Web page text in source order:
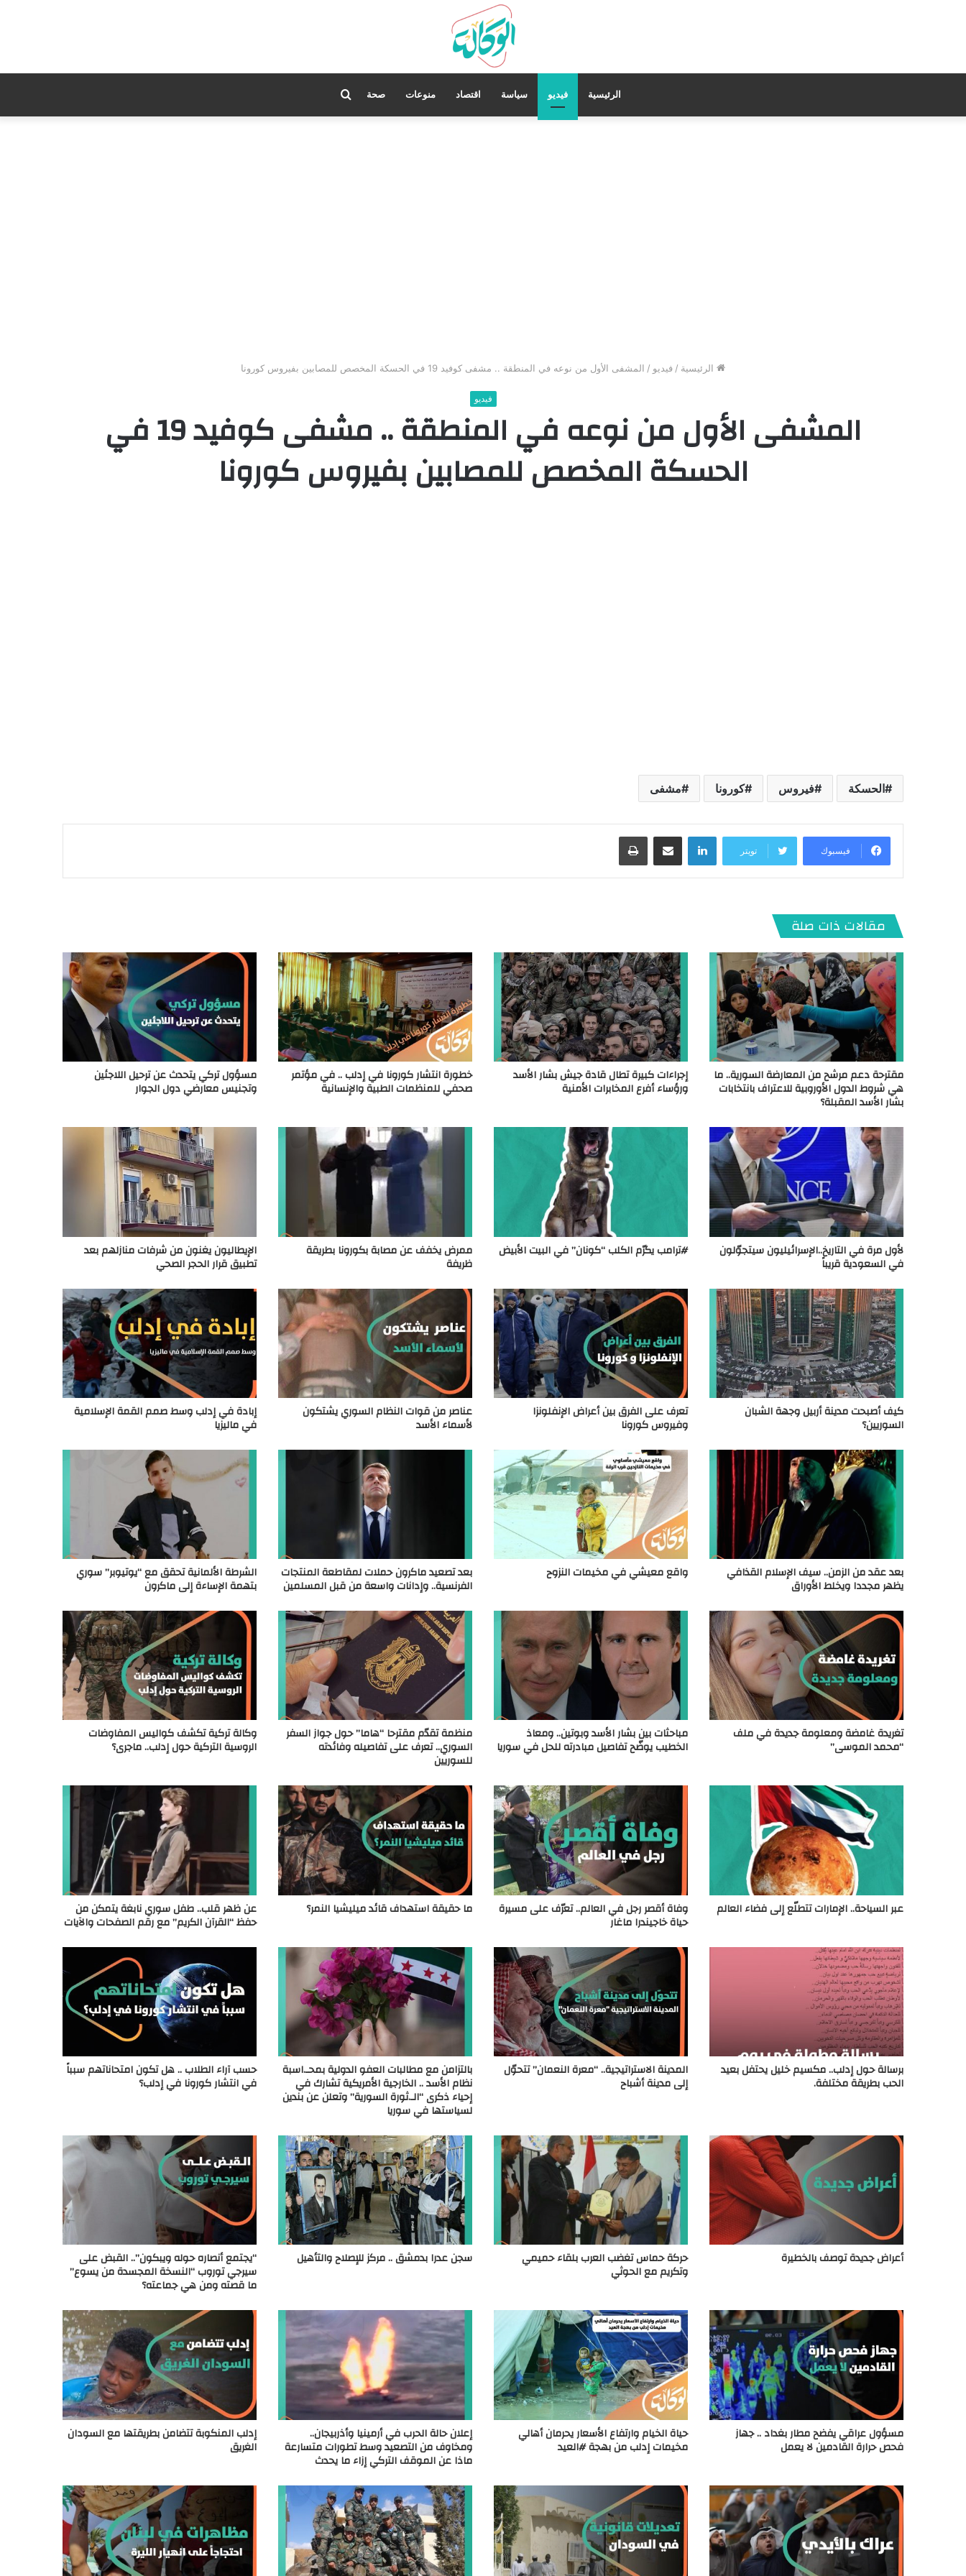
الرئيسية فيديو سياسة اقتصاد منوعات صحة
الرئيسية / فيديو / المشفى الأول من نوعه في المنطقة .. مشفى كوفيد 19 في الحسكة المخصص للمصابين بفيروس كورونا
فيديو
المشفى الأول من نوعه في المنطقة .. مشفى كوفيد 19 في
الحسكة المخصص للمصابين بفيروس كورونا
الحسكة فيروس كورونا مشفى
فيسبوك تويتر
لينكدإن
مقالات ذات صلة
مقترحة دعم مرشح من المعارضة السورية.. ما
هي شروط الدول الأوروبية للاعتراف بانتخابات
بشار الأسد المقبلة؟
إجراءات كبيرة تطال قادة جيش بشار الأسد
ورؤساء أفرع المخابرات الأمنية
خطورة انتشار كورونا في إدلب .. في مؤتمر
صحفي للمنظمات الطبية والإنسانية
مسؤول تركي يتحدث عن ترحيل اللاجئين
وتجنيس معارضي دول الجوار
لأول مرة في التاريخ..الإسرائيليون سيتجوّلون
في السعودية قريباً
#ترامب يكرّم الكلب “كونان” في البيت الأبيض ممرض يخفف عن مصابة بكورونا بطريقة
ظريفة
الإيطاليون يغنون من شرفات منازلهم بعد
تطبيق قرار الحجر الصحي
كيف أصبحت مدينة أربيل وجهة الشبان
السوريين؟
تعرف على الفرق بين أعراض الإنفلونزا
وفيروس كورونا
عناصر من قوات النظام السوري يشتكون
لأسماء الأسد
إبادة في إدلب وسط صمم القمة الإسلامية
في ماليزيا
بعد عقد من الزمن.. سيف الإسلام القذافي
يظهر مجددا ويخلط الأوراق
واقع معيشي في مخيمات النزوح بعد تصعيد ماكرون حملات لمقاطعة المنتجات
الفرنسية.. وإدانات واسعة من قبل المسلمين
الشرطة الألمانية تحقق مع “يوتيوبر” سوري
بتهمة الإساءة إلى ماكرون
تغريدة غامضة ومعلومة جديدة في ملف
“محمد الموسى”
مباحثات بين بشار الأسد وبوتين.. ومعاذ
الخطيب يوضّح تفاصيل مبادرته للحل في سوريا
منظمة تقدّم مقترحا “هاما” حول جواز السفر
السوري.. تعرف على تفاصيله وفائدته
للسوريين
وكالة تركية تكشف كواليس المفاوضات
الروسية التركية حول إدلب.. ماجرى؟
عبر السياحة.. الإمارات تتطلّع إلى فضاء العالم وفاة أقصر رجل في العالم.. تعرّف على مسيرة
حياة خاجيندرا ماغار
ما حقيقة استهداف قائد ميليشيا النمر؟ عن ظهر قلب.. طفل سوري نابغة يتمكن من
حفظ “القرآن الكريم” مع رقم الصفحات والآيات
برسالة حول إدلب.. مكسيم خليل يحتفل بعيد
الحب بطريقة مختلفة.
المدينة الاستراتيجية.. “معرة النعمان” تتحوّل
إلى مدينة أشباح
بالتزامن مع مطالبات العفو الدولية بمحـ.اسبة
نظام الأسد .. الخارجية الأمريكية تشارك في
إحياء ذكرى “الـ.ثورة السورية” وتعلن عن بندين
لسياستها في سوريا
حسب آراء الطلاب .. هل تكون امتحاناتهم سبباً
في انتشار كورونا في إدلب؟
أعراض جديدة توصف بالخطيرة حركة حماس تغضب العرب بلقاء حميمي
وتكريم مع الحوثي
سجن عدرا بدمشق .. مركز للإصلاح والتأهيل “يجتمع أنصاره حوله ويبكون”.. القبض على
سيرجي توروب “النسخة المجسدة من يسوع”
ما قصته ومن هي جماعته؟
مسؤول عراقي يفضح مطار بغداد .. جهاز
فحص حرارة القادمين لا يعمل
حياة الخيام وارتفاع الأسعار يحرمان أهالي
مخيمات إدلب من بهجة #العيد
إعلان حالة الحرب في أرمينيا وأذربيجان..
ومخاوف من التصعيد وسط تطورات متسارعة
ماذا عن الموقف التركي إزاء ما يحدث
إدلب المنكوبة تتضامن بطريقتها مع السودان
الغريق